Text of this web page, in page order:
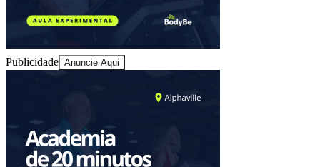
Publicidade Anuncie Aqui